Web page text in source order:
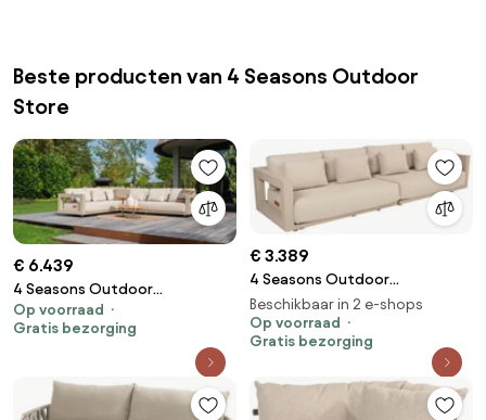
Beste producten van 4 Seasons Outdoor
Store
€ 6.439
4 Seasons Outdoor
Metropolitan hoekbank latte
met Volta tafels Ø 45 en 80 cm
weerbestendig
Op voorraad
Gratis bezorging
€ 3.389
4 Seasons Outdoor
Metropolitan 4-zits
loungebank latte Loungebank
beige weerbestendig
Beschikbaar in 2 e-shops
Op voorraad
Gratis bezorging